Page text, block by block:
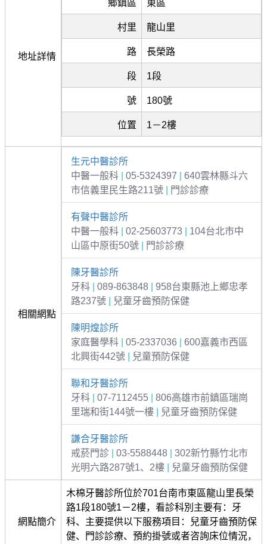
地址詳情
鄉鎮區 東區
村里 龍山里
路 長榮路
段 1段
號 180號
位置 1－2樓
相關網點
生元中醫診所
中醫一般科
05-5324397
640雲林縣斗六
市信義里民生路211號
門診診療
有聲中醫診所
中醫一般科
02-25603773
104台北市中
山區中原街50號
門診診療
陳牙醫診所
牙科
089-863848
958台東縣池上鄉忠孝
路237號
兒童牙齒預防保健
陳明煌診所
家庭醫學科
05-2337036
600嘉義市西區
北興街442號
兒童預防保健
聯和牙醫診所
牙科
07-7112455
806高雄市前鎮區瑞崗
里瑞和街144號一樓
兒童牙齒預防保健
謙合牙醫診所
戒菸門診
03-5588448
302新竹縣竹北市
光明六路287號1、2樓
兒童牙齒預防保健
網點簡介
木棉牙醫診所位於701台南市東區龍山里長榮
路1段180號1－2樓，看診科別主要有：牙
科、主要提供以下服務項目：兒童牙齒預防保
健、門診診療、預約掛號或者咨詢床位情況，